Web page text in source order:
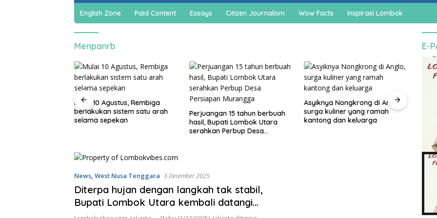
English Zone Paid Content Essays Citizen Journalism Wow Facts Inspirasi Lombok
Menpanrb
Mulai 10 Agustus, Rembiga
berlakukan sistem satu arah
selama sepekan
Perjuangan 15 tahun berbuah
hasil, Bupati Lombok Utara
serahkan Perbup Desa
Asyiknya Nongkrong di Anglo,
surga kuliner yang ramah
kantong dan keluarga
News, West Nusa Tenggara 3 December 2025
Diterpa hujan dengan langkah tak stabil,
Bupati Lombok Utara kembali datangi
KemenPAN-RB perjuangkan nasib ribuan
E-